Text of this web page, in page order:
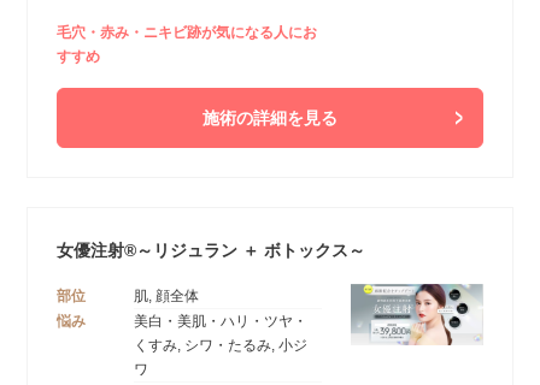
毛穴・赤み・ニキビ跡が気になる人にお
すすめ
施術の詳細を見る
女優注射®～リジュラン ＋ ボトックス～
部位
肌, 顔全体
悩み
美白・美肌・ハリ・ツヤ・
くすみ, シワ・たるみ, 小ジ
ワ